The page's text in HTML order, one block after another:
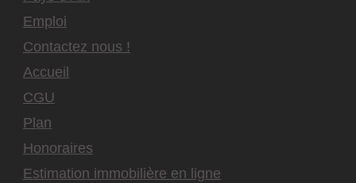
Emploi
Contactez nous !
Accueil
CGU
Plan
Honoraires
Estimation immobilière en ligne